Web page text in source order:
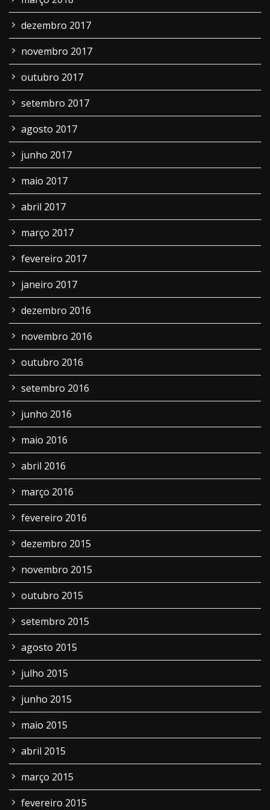
dezembro 2017
novembro 2017
outubro 2017
setembro 2017
agosto 2017
junho 2017
maio 2017
abril 2017
março 2017
fevereiro 2017
janeiro 2017
dezembro 2016
novembro 2016
outubro 2016
setembro 2016
junho 2016
maio 2016
abril 2016
março 2016
fevereiro 2016
dezembro 2015
novembro 2015
outubro 2015
setembro 2015
agosto 2015
julho 2015
junho 2015
maio 2015
abril 2015
março 2015
fevereiro 2015